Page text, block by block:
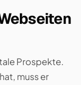
Prospekte.
muss er